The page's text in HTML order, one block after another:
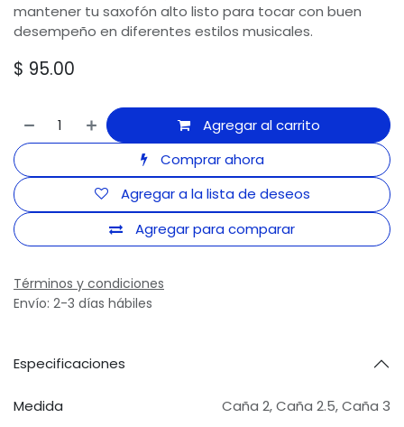
mantener tu saxofón alto listo para tocar con buen
desempeño en diferentes estilos musicales.
$ 95.00
Agregar al carrito
Comprar ahora
Agregar para comparar
Agregar a la lista de deseos
Términos y condiciones
Envío: 2-3 días hábiles
Especificaciones
Medida Caña 2,Caña 2.5,Caña 3